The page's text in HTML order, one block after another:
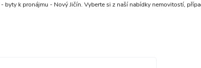
k pronájmu - Nový Jičín. Vyberte si z naší nabídky nemovitostí,